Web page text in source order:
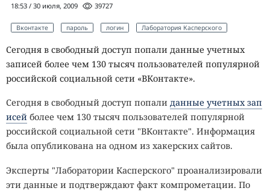
18:53 / 30 июля, 2009 39727
Вконтакте пароль логин Лаборатория Касперского
Сегодня в свободный доступ попали данные учетных
записей более чем 130 тысяч пользователей популярной
российской социальной сети «ВКонтакте».
Сегодня в свободный доступ попали данные учетных зап
исей более чем 130 тысяч пользователей популярной
российской социальной сети "ВКонтакте". Информация
была опубликована на одном из хакерских сайтов.
Эксперты "Лаборатории Касперского" проанализировали
эти данные и подтверждают факт компрометации. По